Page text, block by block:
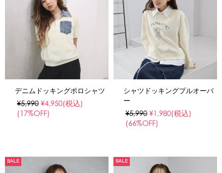
デニムドッキングポロシャツ
¥5,990 ¥4,950(税込)
(17%OFF)
シャツドッキングプルオーバ
ー
¥5,990 ¥1,980(税込)
(66%OFF)
SALE SALE